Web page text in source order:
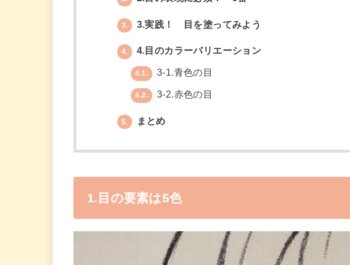
3. 3.実践！ 目を塗ってみよう
4. 4.目のカラーバリエーション
4.1. 3-1.青色の目
4.2. 3-2.赤色の目
5. まとめ
1.目の要素は5色